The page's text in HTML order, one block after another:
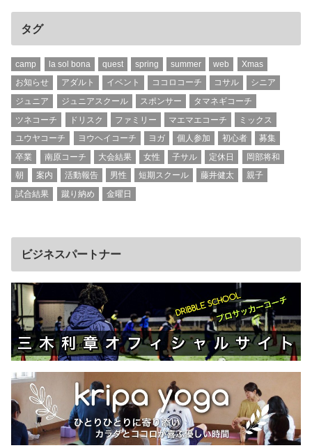
タグ
camp la sol bona quest spring summer web
Xmas
お知らせ
アダルト イベント ココロコーチ コサル
シニア
ジュニア
ジュニアスクール スポンサー
タマネギコーチ
ツネコーチ
ドリスク ファミリー マエマエコーチ
ミックス
ユウヤコーチ
ヨウヘイコーチ ヨガ 個人参加 初心者
募集
卒業
南原コーチ 大会結果 女性 子サル 定休日
岡部将和
朝
案内 活動報告 男性 短期スクール 藤井健太
親子
試合結果
蹴り納め 金曜日
ビジネスパートナー